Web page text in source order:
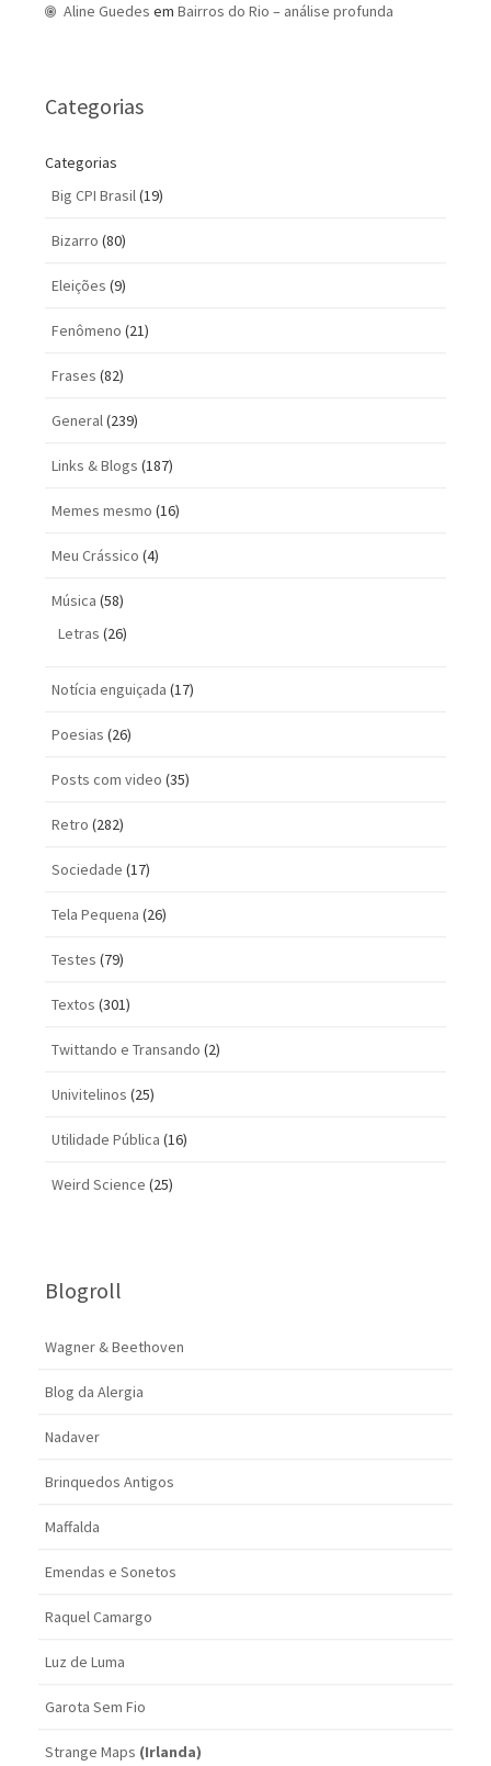
Aline Guedes em Bairros do Rio – análise profunda
Categorias
Categorias
Big CPI Brasil(19)
Bizarro (80)
Eleições (9)
Fenômeno (21)
Frases (82)
General(239)
Links & Blogs (187)
Memes mesmo (16)
Meu Crássico (4)
Música (58)
Letras (26)
Notícia enguiçada (17)
Poesias (26)
Posts com vi­deo (35)
Retro (282)
Sociedade (17)
Tela Pequena (26)
Testes (79)
Textos (301)
Twittando e Transando (2)
Univitelinos (25)
Utilidade Pública (16)
Weird Science (25)
Blogroll
Wagner & Beethoven
Blog da Alergia
Nadaver
Brinquedos Antigos
Maffalda
Emendas e Sonetos
Raquel Camargo
Luz de Luma
Garota Sem Fio
Strange Maps (Irlanda)